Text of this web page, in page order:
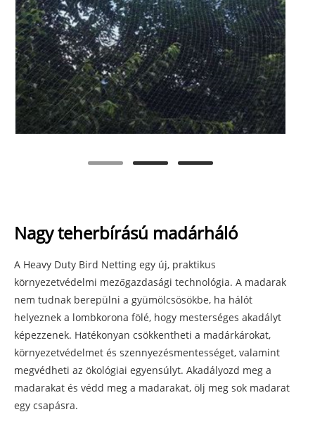
Nagy teherbírású madárháló
A Heavy Duty Bird Netting egy új, praktikus
környezetvédelmi mezőgazdasági technológia. A madarak
nem tudnak berepülni a gyümölcsösökbe, ha hálót
helyeznek a lombkorona fölé, hogy mesterséges akadályt
képezzenek. Hatékonyan csökkentheti a madárkárokat,
környezetvédelmet és szennyezésmentességet, valamint
megvédheti az ökológiai egyensúlyt. Akadályozd meg a
madarakat és védd meg a madarakat, ölj meg sok madarat
egy csapásra.